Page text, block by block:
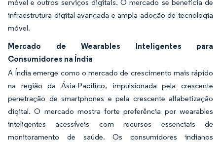
móvel e outros serviços digitais. O mercado se beneficia de
infraestrutura digital avançada e ampla adoção de tecnologia
móvel.
Mercado de Wearables Inteligentes para
Consumidores na Índia
A Índia emerge como o mercado de crescimento mais rápido
na região da Ásia-Pacífico, impulsionada pela crescente
penetração de smartphones e pela crescente alfabetização
digital. O mercado mostra forte preferência por wearables
inteligentes acessíveis com recursos essenciais de
monitoramento de saúde. Os consumidores indianos